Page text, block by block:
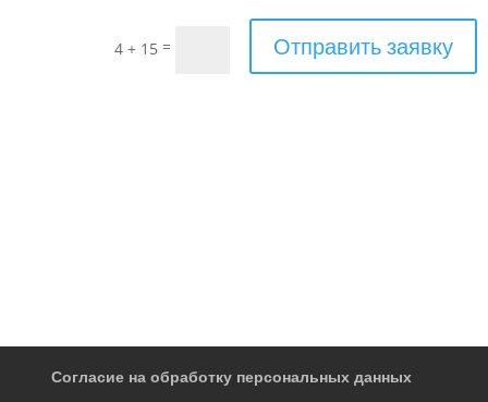
4 + 15 = Отправить заявку
Согласие на обработку персональных данных